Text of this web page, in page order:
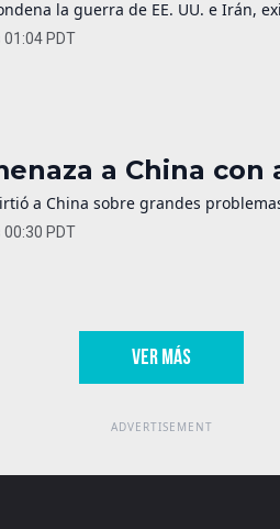
la guerra de EE. UU. e Irán,
01:04 PDT
a China
a China sobre grandes
00:30 PDT
VER MÁS